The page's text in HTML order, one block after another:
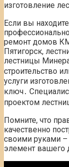
изготовление
Если вы
ремонт домов
Пятигорск,
лестницы
строительство
услуги
ключ․
проектом
Помните, что
качественно
своими руками –
элемент вашего